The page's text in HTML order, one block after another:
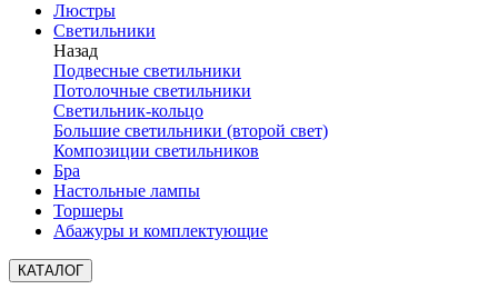
Люстры
Светильники
Назад
Подвесные светильники
Потолочные светильники
Светильник-кольцо
Большие светильники (второй свет)
Композиции светильников
Бра
Настольные лампы
Торшеры
Абажуры и комплектующие
КАТАЛОГ